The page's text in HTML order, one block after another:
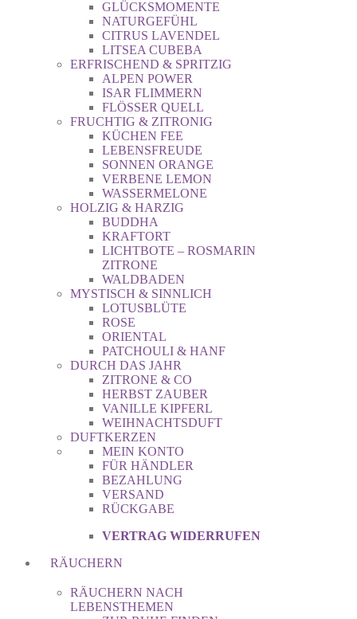
GLÜCKSMOMENTE
NATURGEFÜHL
CITRUS LAVENDEL
LITSEA CUBEBA
ERFRISCHEND & SPRITZIG
ALPEN POWER
ISAR FLIMMERN
FLÖSSER QUELL
FRUCHTIG & ZITRONIG
KÜCHEN FEE
LEBENSFREUDE
SONNEN ORANGE
VERBENE LEMON
WASSERMELONE
HOLZIG & HARZIG
BUDDHA
KRAFTORT
LICHTBOTE – ROSMARIN
ZITRONE
WALDBADEN
MYSTISCH & SINNLICH
LOTUSBLÜTE
ROSE
ORIENTAL
PATCHOULI & HANF
DURCH DAS JAHR
ZITRONE & CO
HERBST ZAUBER
VANILLE KIPFERL
WEIHNACHTSDUFT
DUFTKERZEN
MEIN KONTO
FÜR HÄNDLER
BEZAHLUNG
VERSAND
RÜCKGABE
VERTRAG WIDERRUFEN
RÄUCHERN
RÄUCHERN NACH
LEBENSTHEMEN